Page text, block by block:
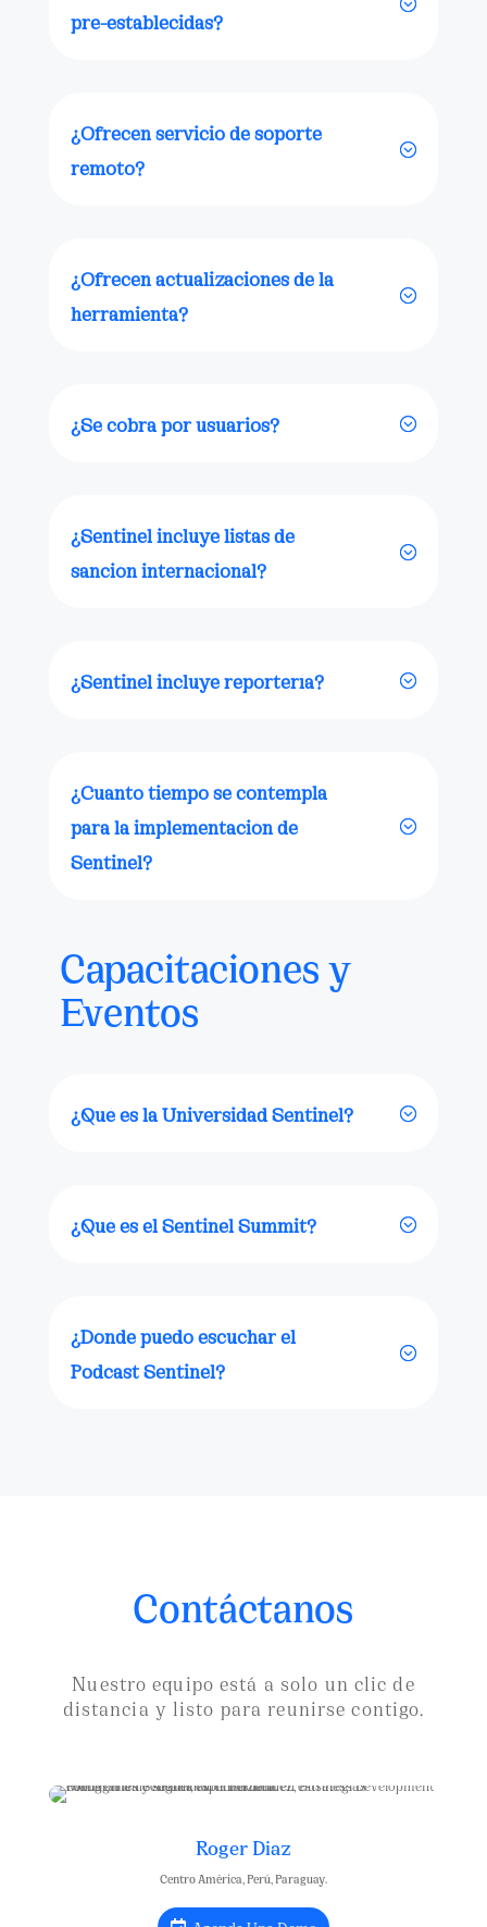
pre-establecidas?
¿Ofrecen servicio de soporte
remoto?
¿Ofrecen actualizaciones de la
herramienta?
¿Se cobra por usuarios?
¿Sentinel incluye listas de
sanción internacional?
¿Sentinel incluye reportería?
¿Cuánto tiempo se contempla
para la implementación de
Sentinel?
Capacitaciones y
Eventos
¿Qué es la Universidad Sentinel?
¿Qué es el Sentinel Summit?
¿Dónde puedo escuchar el
Podcast Sentinel?
Contáctanos
Nuestro equipo está a solo un clic de
distancia y listo para reunirse contigo.
Roger Diaz
Centro América, Perú, Paraguay.